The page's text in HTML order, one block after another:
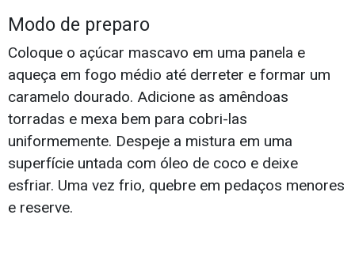
Modo de preparo
Coloque o açúcar mascavo em uma panela e
aqueça em fogo médio até derreter e formar um
caramelo dourado. Adicione as amêndoas
torradas e mexa bem para cobri-las
uniformemente. Despeje a mistura em uma
superfície untada com óleo de coco e deixe
esfriar. Uma vez frio, quebre em pedaços menores
e reserve.